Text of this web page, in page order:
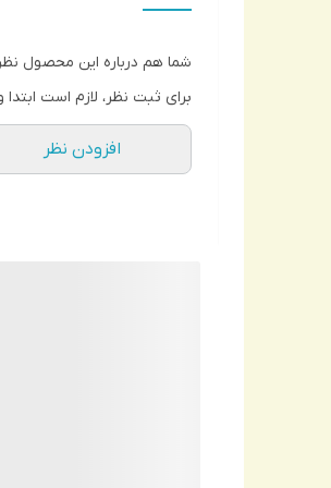
شما هم درباره این محصول
برای ثبت نظر، لازم است
افزودن نظر